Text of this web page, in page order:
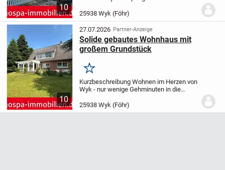
10
Wohnlage882/0-11844 Wyk auf Föhr
Wohn-/ und NutzflächeErdgeschoss...
25938 Wyk (Föhr)
10
27.07.2026 Partner-Anzeige
Solide gebautes Wohnhaus mit
großem Grundstück
Merken
Kurzbeschreibung Wohnen im Herzen von
Wyk - nur wenige Gehminuten in die
Wohnhaus mit Wintergarten
Wyk auf FöhrMit großem
25938 Wyk (Föhr)